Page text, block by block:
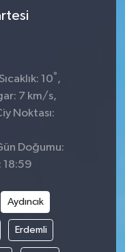
10°,
7 km/s,
Noktası:
Doğumu:
18:59
Aydıncık
Erdemli